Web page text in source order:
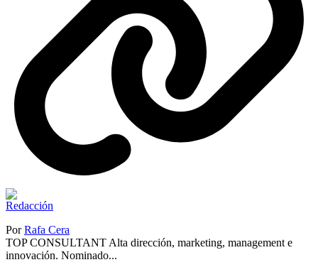
PorRafa Cera
TOP CONSULTANT Alta dirección, marketing, management e
innovación. Nominado...